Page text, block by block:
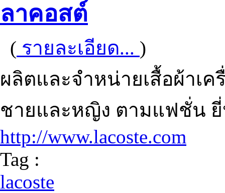
ลาคอสต์
( รายละเอียด... )
ผลิตและจำหน่ายเสื้อผ้าเค
ชายและหญิง ตามแฟชั่น ยี่
http://www.lacoste.com
Tag :
lacoste